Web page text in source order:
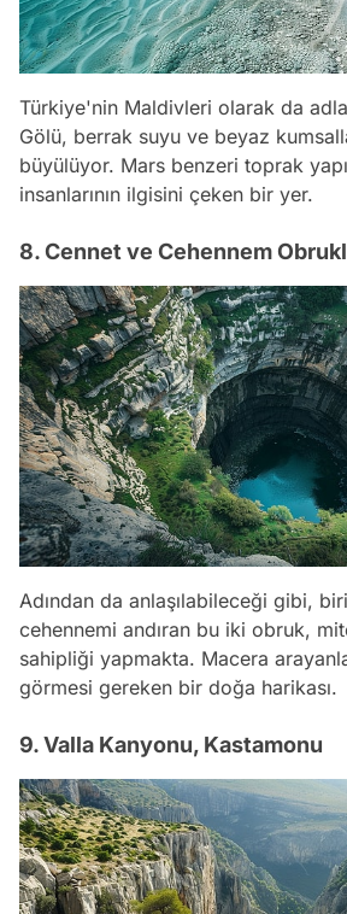
Türkiye'nin Maldivleri olarak da
Gölü, berrak suyu ve beyaz
büyülüyor. Mars benzeri toprak
insanlarının ilgisini çeken bir yer.
8. Cennet ve Cehennem
Adından da anlaşılabileceği gibi,
cehennemi andıran bu iki obruk,
sahipliği yapmakta. Macera
görmesi gereken bir doğa harikası.
9. Valla Kanyonu, Kastamonu